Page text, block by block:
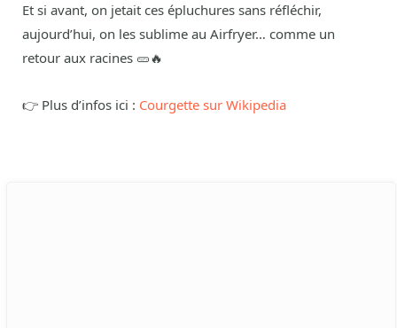
Et si avant, on jetait ces épluchures sans réfléchir,
aujourd’hui, on les sublime au Airfryer… comme un
retour aux racines 🥒🔥
👉 Plus d’infos ici : Courgette sur Wikipedia